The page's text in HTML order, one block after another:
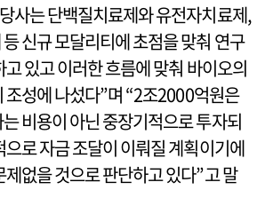
사는 단백질치료제와 유전자치료제,
신규 모달리티에 초점을 맞춰 연구
있고 이러한 흐름에 맞춰 바이오의
조성에 나섰다”며 “2조2000억원은
비용이 아닌 중장기적으로 투자되
로 자금 조달이 이뤄질 계획이기에
없을 것으로 판단하고 있다”고 말